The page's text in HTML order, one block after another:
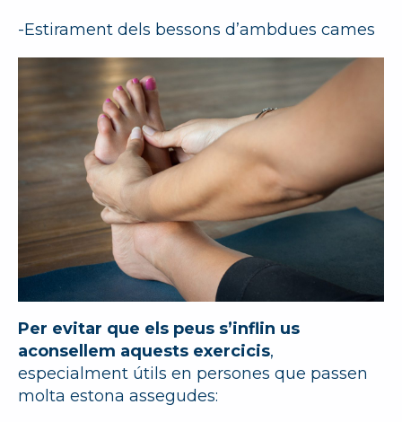
-Estirament dels bessons d’ambdues cames
Per evitar que els peus s’inflin us
aconsellem aquests exercicis,
especialment útils en persones que passen
molta estona assegudes: